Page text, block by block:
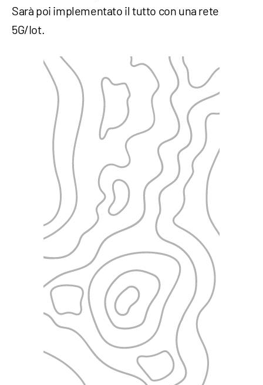
Sarà poi implementato il tutto con una rete
5G/Iot.